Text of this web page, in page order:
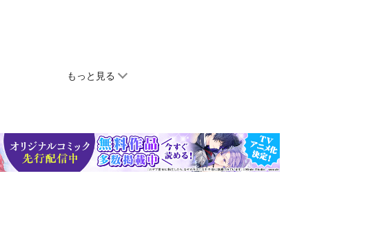
もっと見る